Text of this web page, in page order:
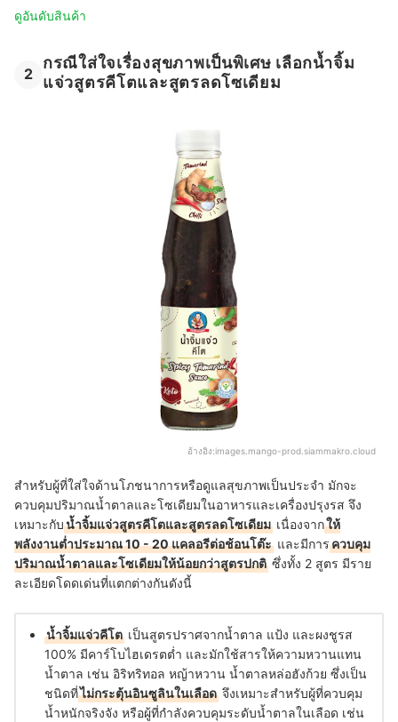
ดูอันดับสินค้า
2
กรณีใส่ใจเรื่องสุขภาพเป็นพิเศษ เลือกน้ำจิ้ม
แจ่วสูตรคีโตและสูตรลดโซเดียม
อ้างอิง:images.mango-prod.siammakro.cloud
สำหรับผู้ที่ใส่ใจด้านโภชนาการหรือดูแลสุขภาพเป็นประจำ มักจะ
ควบคุมปริมาณน้ำตาลและโซเดียมในอาหารและเครื่องปรุงรส จึง
เหมาะกับน้ำจิ้มแจ่วสูตรคีโตและสูตรลดโซเดียม เนื่องจากให้
พลังงานต่ำประมาณ 10 - 20 แคลอรีต่อช้อนโต๊ะ และมีการควบคุม
ปริมาณน้ำตาลและโซเดียมให้น้อยกว่าสูตรปกติ ซึ่งทั้ง 2 สูตร มีราย
ละเอียดโดดเด่นที่แตกต่างกันดังนี้
น้ำจิ้มแจ่วคีโต เป็นสูตรปราศจากน้ำตาล แป้ง และผงชูรส
100% มีคาร์โบไฮเดรตต่ำ และมักใช้สารให้ความหวานแทน
น้ำตาล เช่น อิริทริทอล หญ้าหวาน น้ำตาลหล่อฮังก้วย ซึ่งเป็น
ชนิดที่ไม่กระตุ้นอินซูลินในเลือด จึงเหมาะสำหรับผู้ที่ควบคุม
น้ำหนักจริงจัง หรือผู้ที่กำลังควบคุมระดับน้ำตาลในเลือด เช่น